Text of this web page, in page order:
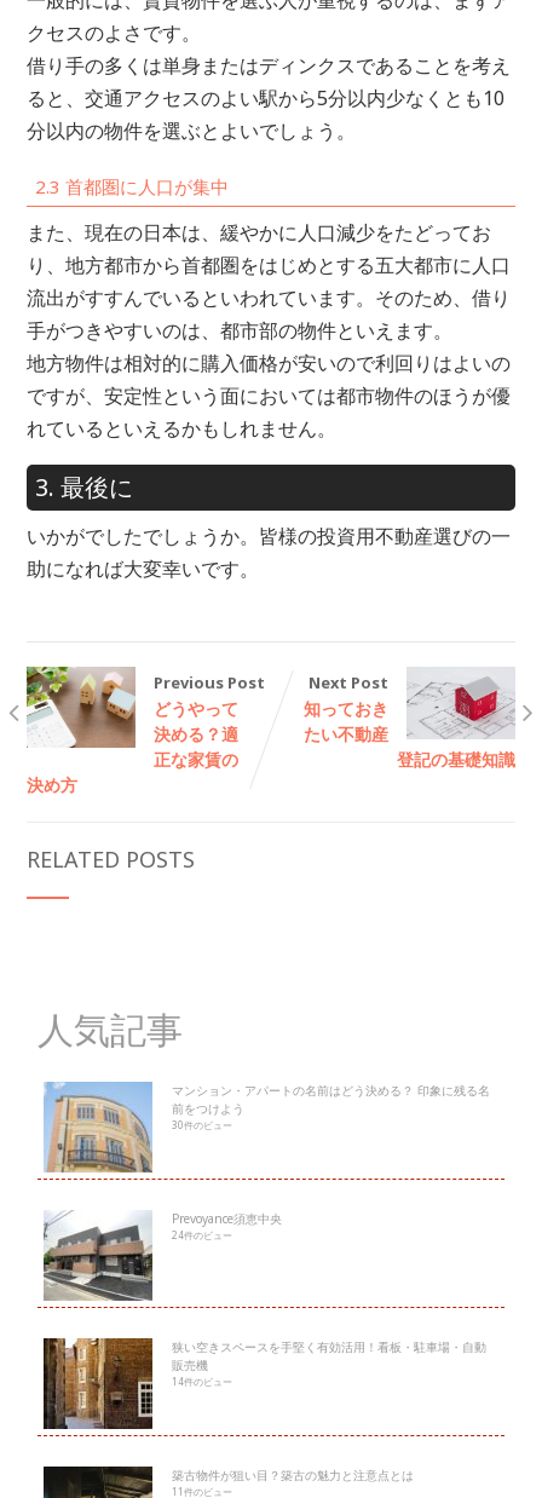
クセスのよさです。
借り手の多くは単身またはディンクスであることを考え
ると、交通アクセスのよい駅から5分以内少なくとも10
分以内の物件を選ぶとよいでしょう。
2.3 首都圏に人口が集中
また、現在の日本は、緩やかに人口減少をたどってお
り、地方都市から首都圏をはじめとする五大都市に人口
流出がすすんでいるといわれています。そのため、借り
手がつきやすいのは、都市部の物件といえます。
地方物件は相対的に購入価格が安いので利回りはよいの
ですが、安定性という面においては都市物件のほうが優
れているといえるかもしれません。
3. 最後に
いかがでしたでしょうか。皆様の投資用不動産選びの一
助になれば大変幸いです。
Previous Post
どうやって
決める？適
正な家賃の
決め方
Next Post
知っておき
たい不動産
登記の基礎知識
RELATED POSTS
人気記事
マンション・アパートの名前はどう決める？ 印象に残る名
前をつけよう
30件のビュー
Prevoyance須恵中央
24件のビュー
狭い空きスペースを手堅く有効活用！看板・駐車場・自動
販売機
14件のビュー
築古物件が狙い目？築古の魅力と注意点とは
11件のビュー